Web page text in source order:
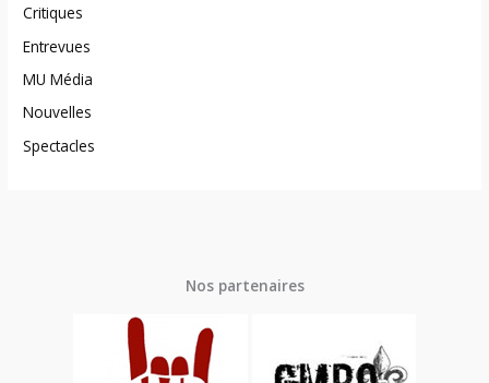
Critiques
Entrevues
MU Média
Nouvelles
Spectacles
Nos partenaires